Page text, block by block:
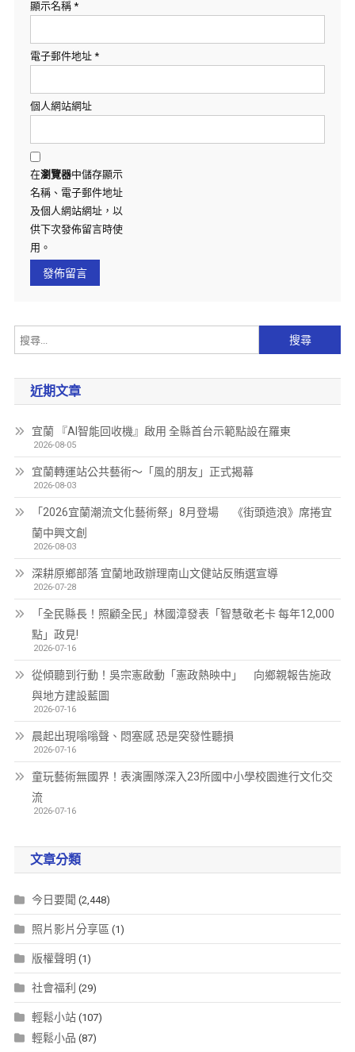
顯示名稱 *
電子郵件地址 *
個人網站網址
在瀏覽器中儲存顯示
名稱、電子郵件地址
及個人網站網址，以
供下次發佈留言時使
用。
近期文章
宜蘭 『AI智能回收機』啟用 全縣首台示範點設在羅東
2026-08-05
宜蘭轉運站公共藝術～「風的朋友」正式揭幕
2026-08-03
「2026宜蘭潮流文化藝術祭」8月登場 《街頭造浪》席捲宜
蘭中興文創
2026-08-03
深耕原鄉部落 宜蘭地政辦理南山文健站反賄選宣導
2026-07-28
「全民縣長！照顧全民」林國漳發表「智慧敬老卡 每年12,000
點」政見!
2026-07-16
從傾聽到行動！吳宗憲啟動「憲政熱映中」 向鄉親報告施政
與地方建設藍圖
2026-07-16
晨起出現嗡嗡聲、悶塞感 恐是突發性聽損
2026-07-16
童玩藝術無國界！表演團隊深入23所國中小學校園進行文化交
流
2026-07-16
文章分類
今日要聞 (2,448)
照片影片分享區 (1)
版權聲明 (1)
社會福利 (29)
輕鬆小站(107)
輕鬆小品 (87)